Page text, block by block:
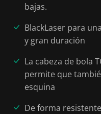
bajas.
BlackLaser para
y gran duración
La cabeza de bola
permite que
esquina
De forma